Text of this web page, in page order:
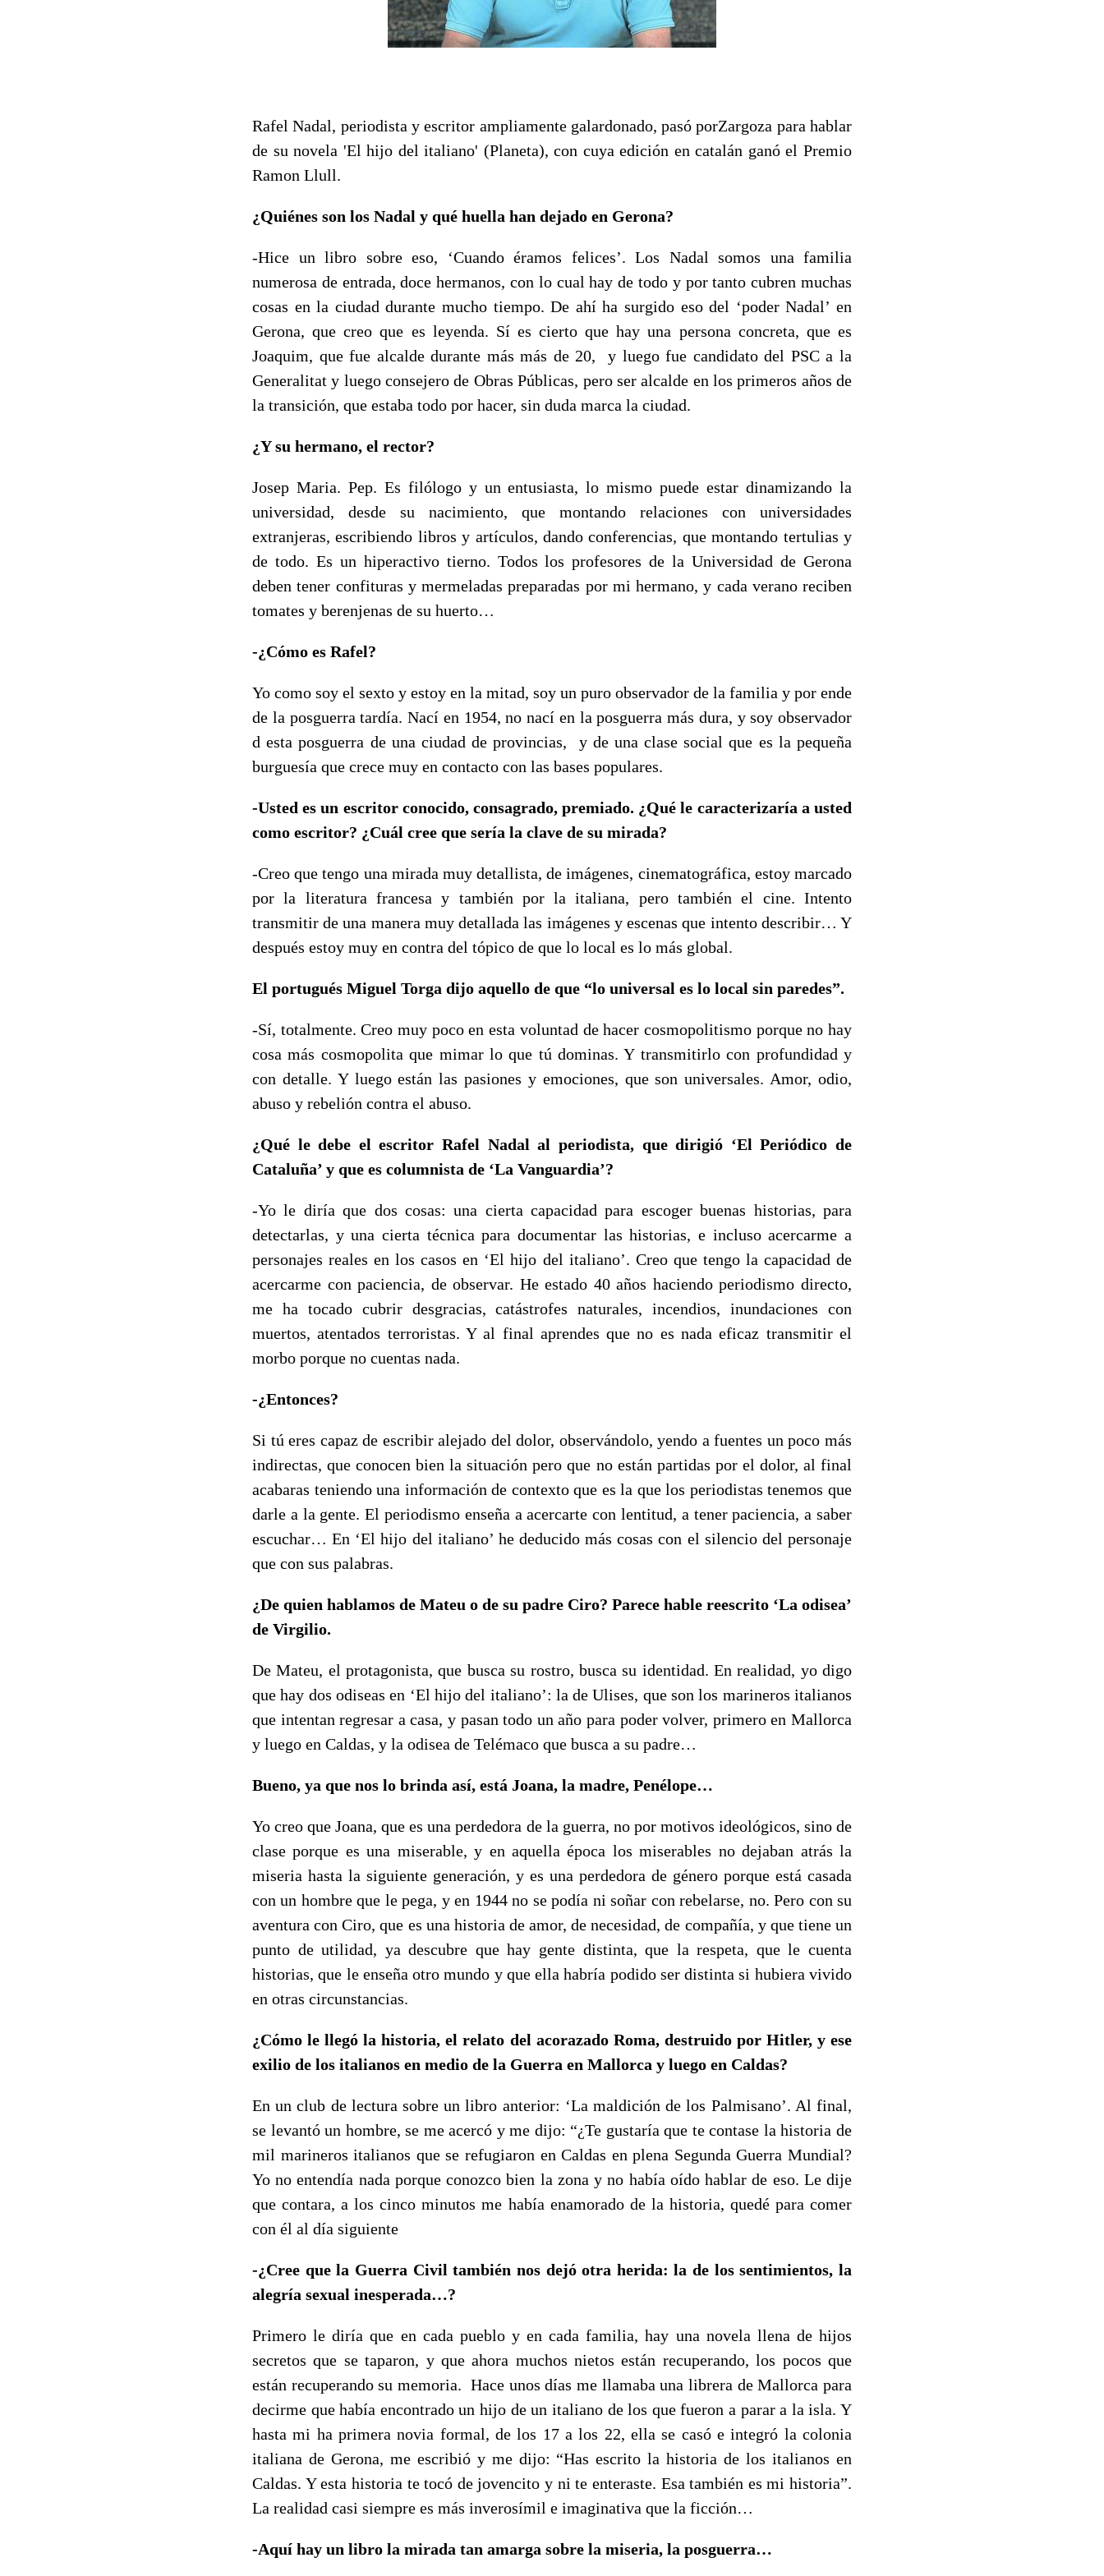
Rafel Nadal, periodista y escritor ampliamente galardonado, pasó porZargoza para hablar
de su novela 'El hijo del italiano' (Planeta), con cuya edición en catalán ganó el Premio
Ramon Llull.
¿Quiénes son los Nadal y qué huella han dejado en Gerona?
-Hice un libro sobre eso, ‘Cuando éramos felices’. Los Nadal somos una familia
numerosa de entrada, doce hermanos, con lo cual hay de todo y por tanto cubren muchas
cosas en la ciudad durante mucho tiempo. De ahí ha surgido eso del ‘poder Nadal’ en
Gerona, que creo que es leyenda. Sí es cierto que hay una persona concreta, que es
Joaquim, que fue alcalde durante más más de 20, y luego fue candidato del PSC a la
Generalitat y luego consejero de Obras Públicas, pero ser alcalde en los primeros años de
la transición, que estaba todo por hacer, sin duda marca la ciudad.
¿Y su hermano, el rector?
Josep Maria. Pep. Es filólogo y un entusiasta, lo mismo puede estar dinamizando la
universidad, desde su nacimiento, que montando relaciones con universidades
extranjeras, escribiendo libros y artículos, dando conferencias, que montando tertulias y
de todo. Es un hiperactivo tierno. Todos los profesores de la Universidad de Gerona
deben tener confituras y mermeladas preparadas por mi hermano, y cada verano reciben
tomates y berenjenas de su huerto…
-¿Cómo es Rafel?
Yo como soy el sexto y estoy en la mitad, soy un puro observador de la familia y por ende
de la posguerra tardía. Nací en 1954, no nací en la posguerra más dura, y soy observador
d esta posguerra de una ciudad de provincias, y de una clase social que es la pequeña
burguesía que crece muy en contacto con las bases populares.
-Usted es un escritor conocido, consagrado, premiado. ¿Qué le caracterizaría a usted
como escritor? ¿Cuál cree que sería la clave de su mirada?
-Creo que tengo una mirada muy detallista, de imágenes, cinematográfica, estoy marcado
por la literatura francesa y también por la italiana, pero también el cine. Intento
transmitir de una manera muy detallada las imágenes y escenas que intento describir… Y
después estoy muy en contra del tópico de que lo local es lo más global.
El portugués Miguel Torga dijo aquello de que “lo universal es lo local sin paredes”.
-Sí, totalmente. Creo muy poco en esta voluntad de hacer cosmopolitismo porque no hay
cosa más cosmopolita que mimar lo que tú dominas. Y transmitirlo con profundidad y
con detalle. Y luego están las pasiones y emociones, que son universales. Amor, odio,
abuso y rebelión contra el abuso.
¿Qué le debe el escritor Rafel Nadal al periodista, que dirigió ‘El Periódico de
Cataluña’ y que es columnista de ‘La Vanguardia’?
-Yo le diría que dos cosas: una cierta capacidad para escoger buenas historias, para
detectarlas, y una cierta técnica para documentar las historias, e incluso acercarme a
personajes reales en los casos en ‘El hijo del italiano’. Creo que tengo la capacidad de
acercarme con paciencia, de observar. He estado 40 años haciendo periodismo directo,
me ha tocado cubrir desgracias, catástrofes naturales, incendios, inundaciones con
muertos, atentados terroristas. Y al final aprendes que no es nada eficaz transmitir el
morbo porque no cuentas nada.
-¿Entonces?
Si tú eres capaz de escribir alejado del dolor, observándolo, yendo a fuentes un poco más
indirectas, que conocen bien la situación pero que no están partidas por el dolor, al final
acabaras teniendo una información de contexto que es la que los periodistas tenemos que
darle a la gente. El periodismo enseña a acercarte con lentitud, a tener paciencia, a saber
escuchar… En ‘El hijo del italiano’ he deducido más cosas con el silencio del personaje
que con sus palabras.
¿De quien hablamos de Mateu o de su padre Ciro? Parece hable reescrito ‘La odisea’
de Virgilio.
De Mateu, el protagonista, que busca su rostro, busca su identidad. En realidad, yo digo
que hay dos odiseas en ‘El hijo del italiano’: la de Ulises, que son los marineros italianos
que intentan regresar a casa, y pasan todo un año para poder volver, primero en Mallorca
y luego en Caldas, y la odisea de Telémaco que busca a su padre…
Bueno, ya que nos lo brinda así, está Joana, la madre, Penélope…
Yo creo que Joana, que es una perdedora de la guerra, no por motivos ideológicos, sino de
clase porque es una miserable, y en aquella época los miserables no dejaban atrás la
miseria hasta la siguiente generación, y es una perdedora de género porque está casada
con un hombre que le pega, y en 1944 no se podía ni soñar con rebelarse, no. Pero con su
aventura con Ciro, que es una historia de amor, de necesidad, de compañía, y que tiene un
punto de utilidad, ya descubre que hay gente distinta, que la respeta, que le cuenta
historias, que le enseña otro mundo y que ella habría podido ser distinta si hubiera vivido
en otras circunstancias.
¿Cómo le llegó la historia, el relato del acorazado Roma, destruido por Hitler, y ese
exilio de los italianos en medio de la Guerra en Mallorca y luego en Caldas?
En un club de lectura sobre un libro anterior: ‘La maldición de los Palmisano’. Al final,
se levantó un hombre, se me acercó y me dijo: “¿Te gustaría que te contase la historia de
mil marineros italianos que se refugiaron en Caldas en plena Segunda Guerra Mundial?
Yo no entendía nada porque conozco bien la zona y no había oído hablar de eso. Le dije
que contara, a los cinco minutos me había enamorado de la historia, quedé para comer
con él al día siguiente
-¿Cree que la Guerra Civil también nos dejó otra herida: la de los sentimientos, la
alegría sexual inesperada…?
Primero le diría que en cada pueblo y en cada familia, hay una novela llena de hijos
secretos que se taparon, y que ahora muchos nietos están recuperando, los pocos que
están recuperando su memoria. Hace unos días me llamaba una librera de Mallorca para
decirme que había encontrado un hijo de un italiano de los que fueron a parar a la isla. Y
hasta mi ha primera novia formal, de los 17 a los 22, ella se casó e integró la colonia
italiana de Gerona, me escribió y me dijo: “Has escrito la historia de los italianos en
Caldas. Y esta historia te tocó de jovencito y ni te enteraste. Esa también es mi historia”.
La realidad casi siempre es más inverosímil e imaginativa que la ficción…
-Aquí hay un libro la mirada tan amarga sobre la miseria, la posguerra…